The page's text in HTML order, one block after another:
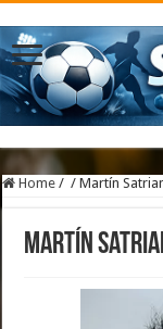
Home / / Martín
Martín